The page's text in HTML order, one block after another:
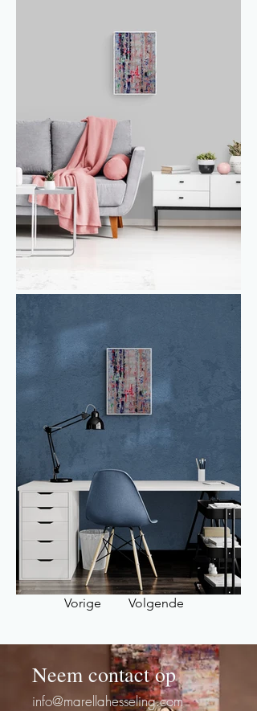
Vorige Volgende
Neem contact op
info@marellahesseling.com